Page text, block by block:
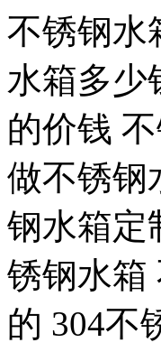
不锈钢水
水箱多少
的价钱
做不锈钢
钢水箱定
锈钢水箱
的 304不